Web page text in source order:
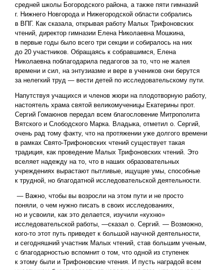
средней школы Богородского района, а также пяти гимназий
г. Нижнего Новгорода и Нижегородской области собрались
в ВПГ. Как сказала, открывая работу Малых Трифоновских
чтений, директор гимназии Елена Николаевна Мошкина,
в первые годы было всего три секции и собиралось на них
до 20 участников. Обращаясь к собравшимся, Елена
Николаевна поблагодарила педагогов за то, что не жалея
времени и сил, на энтузиазме и вере в учеников они берутся
за нелегкий труд — вести детей по исследовательскому пути.
Напутствуя учащихся и членов жюри на плодотворную работу,
настоятель храма святой великомученицы Екатерины прот.
Сергий Гомаюнов передал всем благословение Митрополита
Вятского и Слободского Марка. Владыка, отметил о. Сергий,
очень рад тому факту, что на протяжении уже долгого времени
в рамках Свято-Трифоновских чтений существует такая
традиция, как проведение Малых Трифоновских чтений. Это
вселяет надежду на то, что в наших образовательных
учреждениях вырастают пытливые, ищущие умы, способные
к трудной, но благодатной исследовательской деятельности.
— Важно, чтобы вы возросли на этом пути и не просто
поняли, о чем нужно писать в своих исследованиях,
но и усвоили, как это делается, изучили «кухню»
исследовательской работы, —сказал о. Сергий. — Возможно,
кого-то этот путь приведет к большой научной деятельности,
и сегодняшний участник Малых чтений, став большим ученым,
с благодарностью вспомнит о том, что одной из ступенек
к этому были и Трифоновские чтения. И пусть наградой всем